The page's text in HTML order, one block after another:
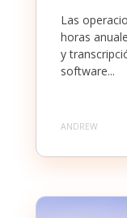
Las
horas
y
software...
ANDREW